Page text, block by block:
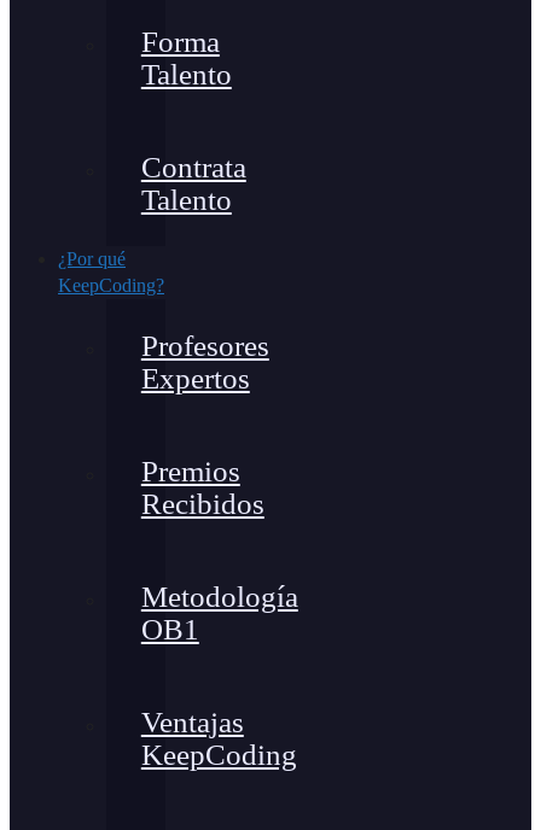
Forma
Talento
Contrata
Talento
¿Por qué
KeepCoding?
Profesores
Expertos
Premios
Recibidos
Metodología
OB1
Ventajas
KeepCoding